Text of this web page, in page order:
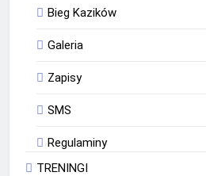
Bieg Kazików
Galeria
Zapisy
SMS
Regulaminy
TRENINGI